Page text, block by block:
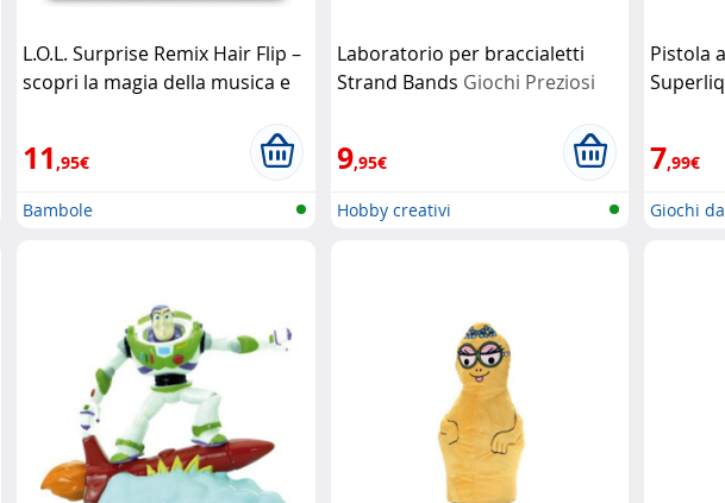
L.O.L. Surprise Remix Hair Flip –
scopri la magia della musica e
11,95€
Bambole
Laboratorio per braccialetti
Strand Bands Giochi Preziosi
9,95€
Hobby creativi
Pistola
7,99€
Giochi